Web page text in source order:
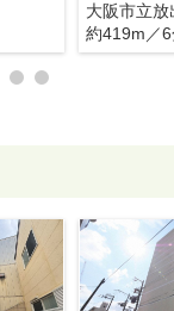
大阪市立放
約419m／